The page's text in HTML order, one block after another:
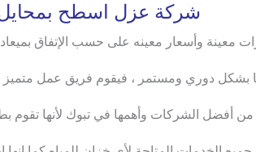
شركة عزل اسطح
معينة وأسعار معينه على حسب الإتفاق
بشكل دوري ومستمر ، فيقوم فريق عمل متميز
أفضل الشركات وأهمها في تبوك لأنها تقوم